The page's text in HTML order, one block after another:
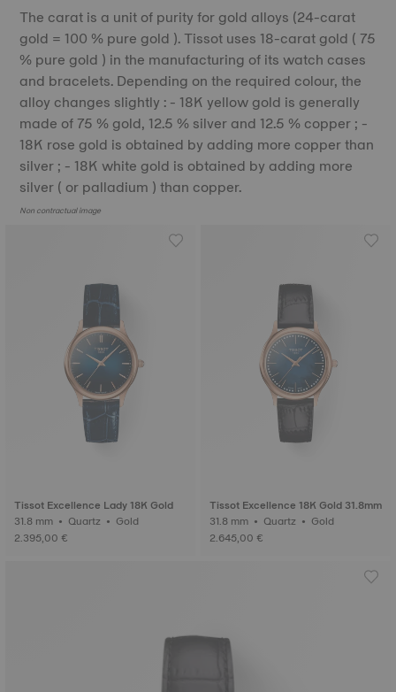
The carat is a unit of purity for gold alloys (24-carat
gold = 100 % pure gold ). Tissot uses 18-carat gold ( 75
% pure gold ) in the manufacturing of its watch cases
and bracelets. Depending on the required colour, the
alloy changes slightly : - 18K yellow gold is generally
made of 75 % gold, 12.5 % silver and 12.5 % copper ; -
18K rose gold is obtained by adding more copper than
silver ; - 18K white gold is obtained by adding more
silver ( or palladium ) than copper.
Non contractual image
Tissot Excellence Lady 18K Gold
31.8 mm • Quartz • Gold
2.395,00 €
Tissot Excellence 18K Gold 31.8mm
31.8 mm • Quartz • Gold
2.645,00 €